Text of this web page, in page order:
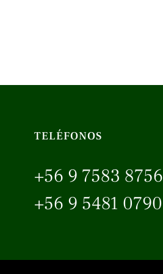
TELÉFONOS
+56 9 7583 8756
+56 9 5481 0790